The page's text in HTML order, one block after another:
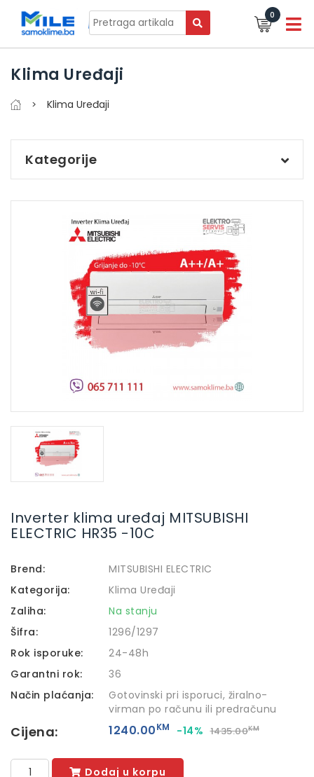
0
Klima Uređaji
Klima Uređaji
Kategorije
Inverter klima uređaj MITSUBISHI
ELECTRIC HR35 -10C
Brend:
MITSUBISHI ELECTRIC
Kategorija:
Klima Uređaji
Zaliha:
Na stanju
Šifra:
1296/1297
Rok isporuke:
24-48h
Garantni rok:
36
Način plaćanja:
Gotovinski pri isporuci, žiralno-
virman po računu ili predračunu
Cijena: 1240.00KM -14% 1435.00KM
Dodaj u korpu